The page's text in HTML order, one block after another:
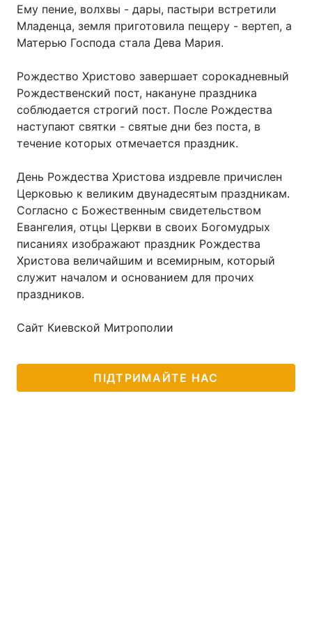
Ему пение, волхвы - дары, пастыри встретили
Младенца, земля приготовила пещеру - вертеп, а
Матерью Господа стала Дева Мария.
Рождество Христово завершает сорокадневный
Рождественский пост, накануне праздника
соблюдается строгий пост. После Рождества
наступают святки - святые дни без поста, в
течение которых отмечается праздник.
День Рождества Христова издревле причислен
Церковью к великим двунадесятым праздникам.
Согласно с Божественным свидетельством
Евангелия, отцы Церкви в своих Богомудрых
писаниях изображают праздник Рождества
Христова величайшим и всемирным, который
служит началом и основанием для прочих
праздников.
Сайт Киевской Митрополии
ПІДТРИМАЙТЕ НАС